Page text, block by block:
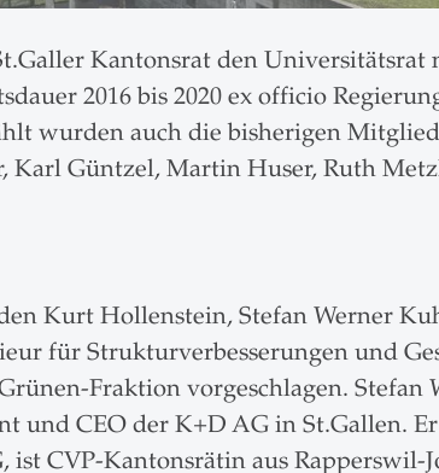
Kantonsrat den Universitätsrat
2016 bis 2020 ex officio
wurden auch die bisherigen
Karl Güntzel, Martin Huser, Ruth
Kurt Hollenstein, Stefan Werner
für Strukturverbesserungen und
Fraktion vorgeschlagen. Stefan
und CEO der K+D AG in St.Gallen.
ist CVP-Kantonsrätin aus